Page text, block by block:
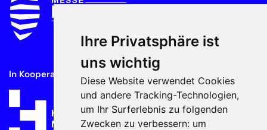
Ihre Privatsphäre ist
uns wichtig
Diese Website verwendet Cookies
und andere Tracking-Technologien,
um Ihr Surferlebnis zu folgenden
Zwecken zu verbessern: um
In Kooperation mit